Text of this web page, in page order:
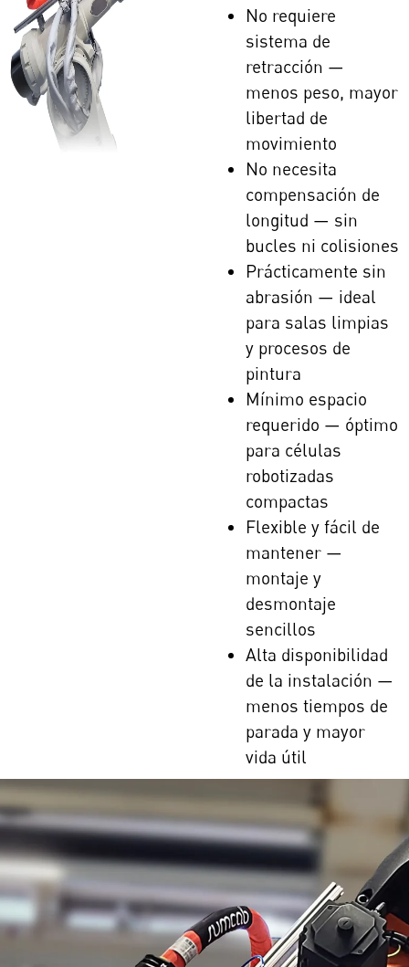
No requiere
sistema de
retracción —
menos peso, mayor
libertad de
movimiento
No necesita
compensación de
longitud — sin
bucles ni colisiones
Prácticamente sin
abrasión — ideal
para salas limpias
y procesos de
pintura
Mínimo espacio
requerido — óptimo
para células
robotizadas
compactas
Flexible y fácil de
mantener —
montaje y
desmontaje
sencillos
Alta disponibilidad
de la instalación —
menos tiempos de
parada y mayor
vida útil